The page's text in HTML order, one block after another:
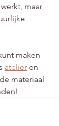
maar
maken
atelier en
materiaal